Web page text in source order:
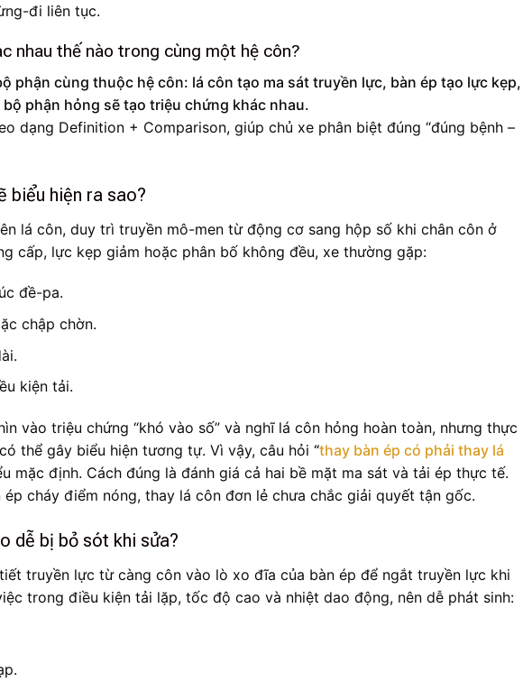
đi liên tục.
nhau thế nào trong cùng một hệ côn?
phận cùng thuộc hệ côn: lá côn tạo ma sát truyền lực, bàn ép tạo lực kẹp,
phận hỏng sẽ tạo triệu chứng khác nhau.
dạng Definition + Comparison, giúp chủ xe phân biệt đúng “đúng bệnh –
biểu hiện ra sao?
lá côn, duy trì truyền mô-men từ động cơ sang hộp số khi chân côn ở
cấp, lực kẹp giảm hoặc phân bố không đều, xe thường gặp:
đề-pa.
chập chờn.
kiện tải.
vào triệu chứng “khó vào số” và nghĩ lá côn hỏng hoàn toàn, nhưng thực
thể gây biểu hiện tương tự. Vì vậy, câu hỏi “thay bàn ép có phải thay lá
mặc định. Cách đúng là đánh giá cả hai bề mặt ma sát và tải ép thực tế.
cháy điểm nóng, thay lá côn đơn lẻ chưa chắc giải quyết tận gốc.
dễ bị bỏ sót khi sửa?
truyền lực từ càng côn vào lò xo đĩa của bàn ép để ngắt truyền lực khi
trong điều kiện tải lặp, tốc độ cao và nhiệt dao động, nên dễ phát sinh: